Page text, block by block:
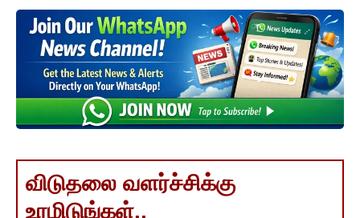
விடுதலை வளர்ச்சிக்கு
உரமிடுங்கள்..